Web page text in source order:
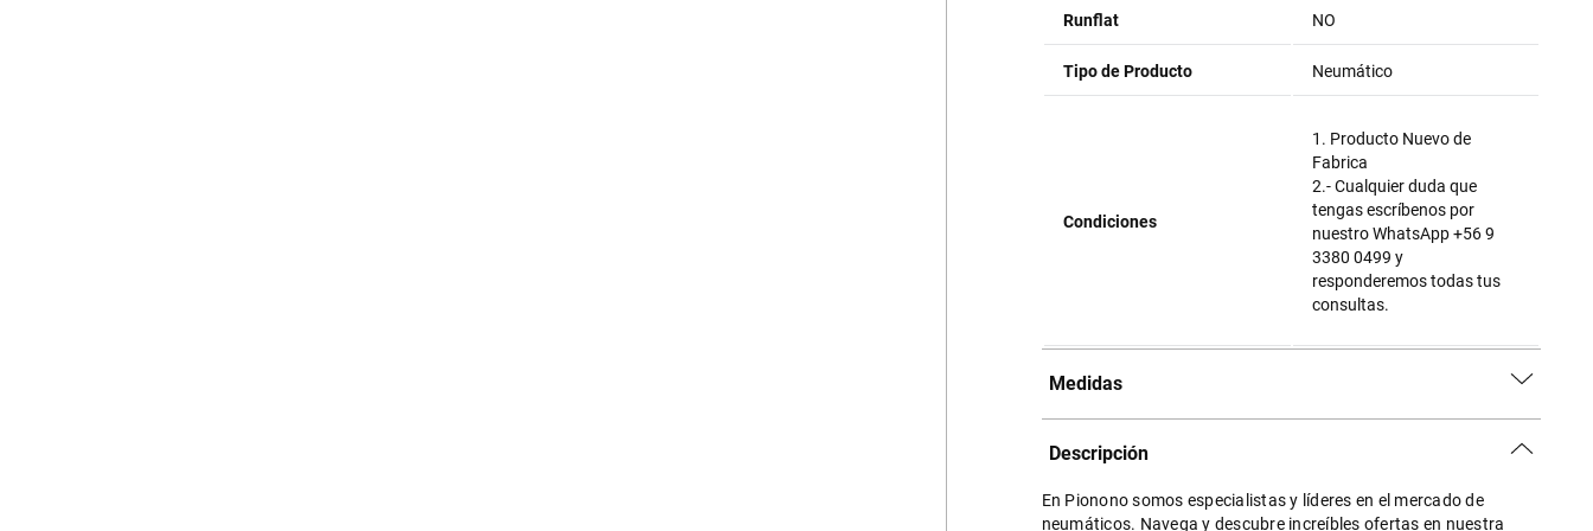
Runflat NO
Tipo de Producto Neumático
Condiciones
1. Producto Nuevo de
Fabrica
2.- Cualquier duda que
tengas escríbenos por
nuestro WhatsApp +56 9
3380 0499 y
responderemos todas tus
consultas.
Medidas
Descripción
En Pionono somos especialistas y líderes en el mercado de
neumáticos. Navega y descubre increíbles ofertas en nuestra